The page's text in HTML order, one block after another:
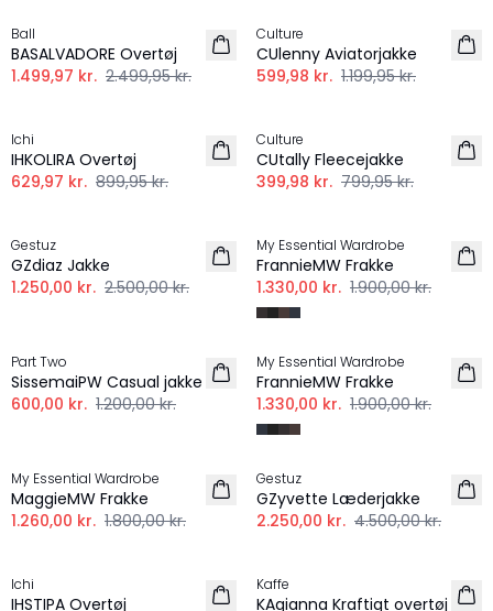
Ball
BASALVADORE Overtøj
1.499,97 kr. 2.499,95 kr.
Culture
CUlenny Aviatorjakke
599,98 kr. 1.199,95 kr.
Ichi
IHKOLIRA Overtøj
629,97 kr. 899,95 kr.
Culture
CUtally Fleecejakke
399,98 kr. 799,95 kr.
Gestuz
GZdiaz Jakke
1.250,00 kr. 2.500,00 kr.
My Essential Wardrobe
FrannieMW Frakke
1.330,00 kr. 1.900,00 kr.
Part Two
SissemaiPW Casual jakke
600,00 kr. 1.200,00 kr.
-30%
My Essential Wardrobe
FrannieMW Frakke
1.330,00 kr. 1.900,00 kr.
My Essential Wardrobe
MaggieMW Frakke
1.260,00 kr. 1.800,00 kr.
-50%
Gestuz
GZyvette Læderjakke
2.250,00 kr. 4.500,00 kr.
Ichi
IHSTIPA Overtøj
Kaffe
KAgianna Kraftigt overtøj